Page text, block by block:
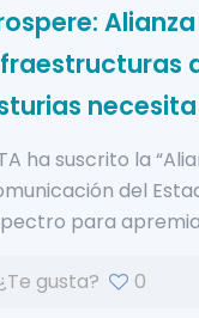
necesita
ha suscrito la
del
para
gusta? 0